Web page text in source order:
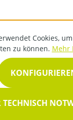
Cookies,
zu können. Mehr
TECHNISCH